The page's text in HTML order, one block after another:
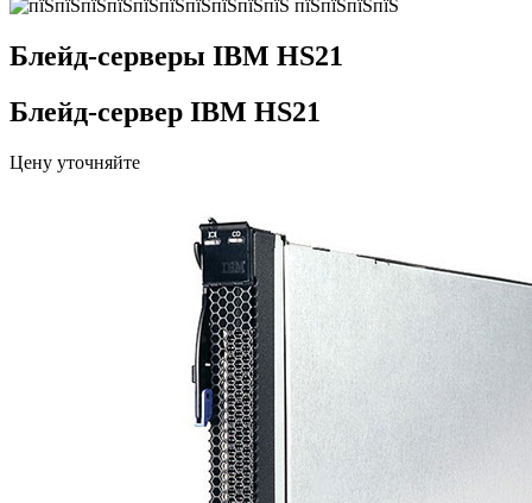
Блейд-серверы IBM HS21
Блейд-сервер IBM HS21
Цену уточняйте